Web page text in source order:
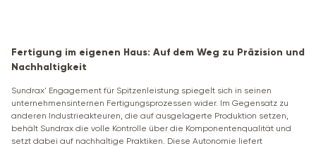
Fertigung im eigenen Haus: Auf dem Weg zu Präzision und
Nachhaltigkeit
Sundrax' Engagement für Spitzenleistung spiegelt sich in seinen
unternehmensinternen Fertigungsprozessen wider. Im Gegensatz zu
anderen Industrieakteuren, die auf ausgelagerte Produktion setzen,
behält Sundrax die volle Kontrolle über die Komponentenqualität und
setzt dabei auf nachhaltige Praktiken. Diese Autonomie liefert